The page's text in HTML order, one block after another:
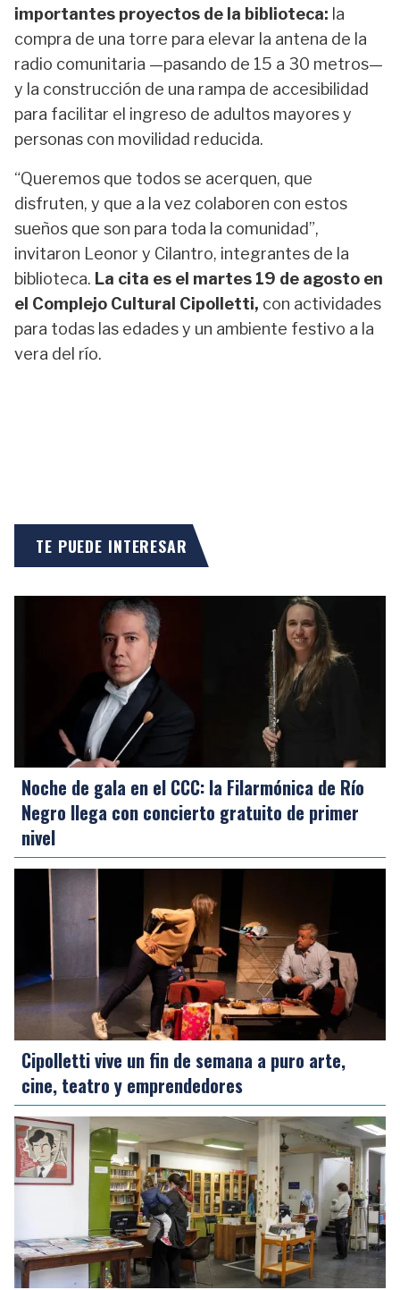
importantes proyectos de la biblioteca: la
compra de una torre para elevar la antena de la
radio comunitaria —pasando de 15 a 30 metros—
y la construcción de una rampa de accesibilidad
para facilitar el ingreso de adultos mayores y
personas con movilidad reducida.
“Queremos que todos se acerquen, que
disfruten, y que a la vez colaboren con estos
sueños que son para toda la comunidad”,
invitaron Leonor y Cilantro, integrantes de la
biblioteca. La cita es el martes 19 de agosto en
el Complejo Cultural Cipolletti, con actividades
para todas las edades y un ambiente festivo a la
vera del río.
TE PUEDE INTERESAR
Noche de gala en el CCC: la Filarmónica de Río
Negro llega con concierto gratuito de primer
nivel
Cipolletti vive un fin de semana a puro arte,
cine, teatro y emprendedores